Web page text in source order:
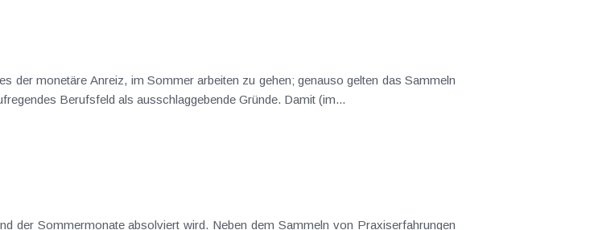
aufregendes Berufsfeld als ausschlaggebende Gründe. Damit (im...